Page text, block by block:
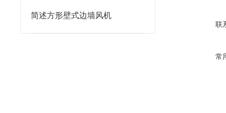
简述方形壁式边墙风机
联
常